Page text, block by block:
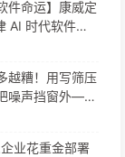
件命运】康威定
时代软件工
越糟！用写筛压
噪声挡窗外——
业花重金部署